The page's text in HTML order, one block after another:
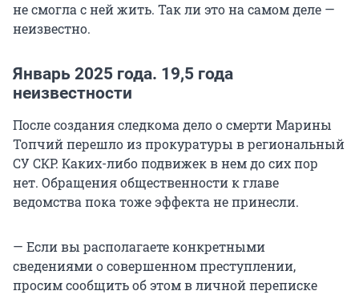
не смогла с ней жить. Так ли это на самом деле —
неизвестно.
Январь 2025 года. 19,5 года
неизвестности
После создания следкома дело о смерти Марины
Топчий перешло из прокуратуры в региональный
СУ СКР. Каких-либо подвижек в нем до сих пор
нет. Обращения общественности к главе
ведомства пока тоже эффекта не принесли.
— Если вы располагаете конкретными
сведениями о совершенном преступлении,
просим сообщить об этом в личной переписке